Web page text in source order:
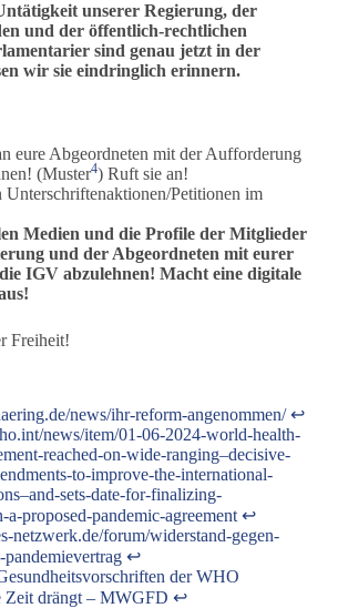
unserer Regierung, der
und der öffentlich-rechtlichen
sind genau jetzt in der
wir sie eindringlich erinnern.
eure Abgeordneten mit der Aufforderung
(Muster4) Ruft sie an!
Unterschriftenaktionen/Petitionen im
Medienund die Profile der Mitglieder
und der Abgeordneten mit eurer
IGV abzulehnen! Macht eine digitale
Freiheit!
news/ihr-reform-angenommen/ ↩︎
news/item/01-06-2024-world-health-
reached-on-wide-ranging–decisive-
to-improve-the-international-
sets-date-for-finalizing-
a-proposed-pandemic-agreement ↩︎
netzwerk.de/forum/widerstand-gegen-
↩︎
der WHO
Zeit drängt – MWGFD ↩︎